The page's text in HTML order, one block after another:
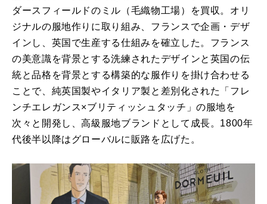
ダースフィールドのミル（毛織物工場）を買収。オリ
ジナルの服地作りに取り組み、フランスで企画・デザ
インし、英国で生産する仕組みを確立した。フランス
の美意識を背景とする洗練されたデザインと英国の伝
統と品格を背景とする構築的な服作りを掛け合わせる
ことで、純英国製やイタリア製と差別化された「フレ
ンチエレガンス×ブリティッシュタッチ」の服地を
次々と開発し、高級服地ブランドとして成長。1800年
代後半以降はグローバルに販路を広げた。